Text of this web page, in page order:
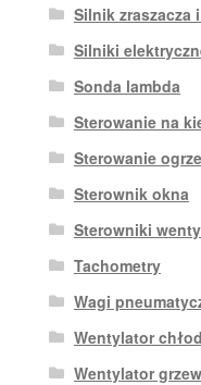
Silnik zraszacza
Silniki
Sonda lambda
Sterowanie na
Sterowanie
Sterownik okna
Sterowniki
Tachometry
Wagi
Wentylator
Wentylator